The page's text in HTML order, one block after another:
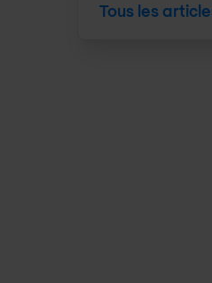
Tous les